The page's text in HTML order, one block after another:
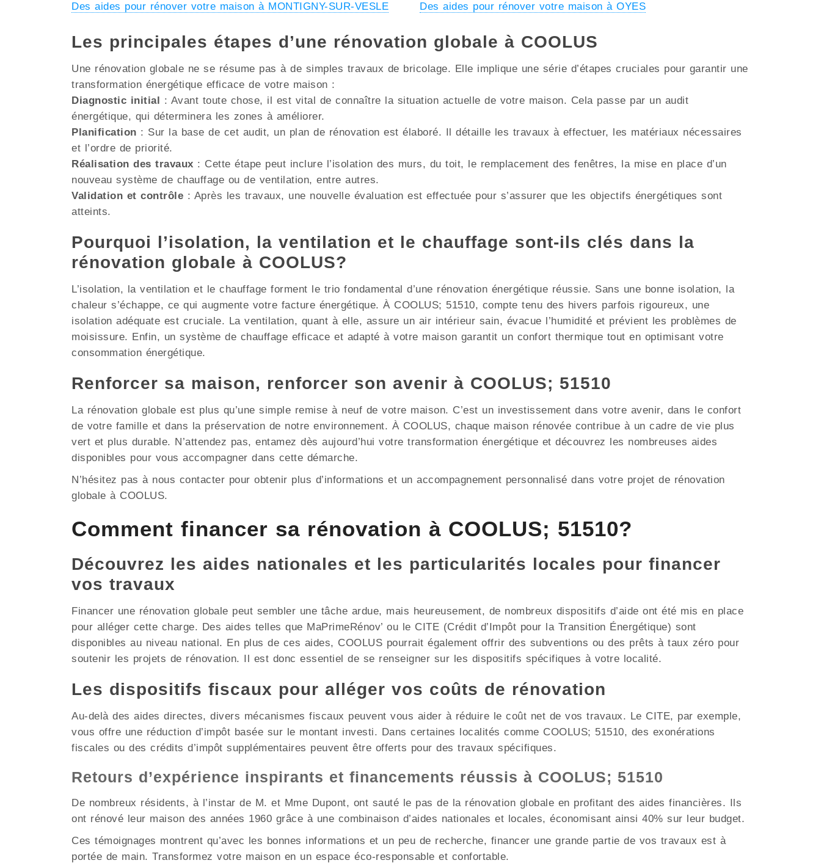
Des aides pour rénover votre maison à MONTIGNY-SUR-VESLE Des aides pour rénover votre maison à OYES
Les principales étapes d’une rénovation globale à COOLUS
Une rénovation globale ne se résume pas à de simples travaux de bricolage. Elle implique une série d’étapes cruciales pour garantir une
transformation énergétique efficace de votre maison :
Diagnostic initial
: Avant toute chose, il est vital de connaître la situation actuelle de votre maison. Cela passe par un audit
énergétique, qui déterminera les zones à améliorer.
Planification : Sur la base de cet audit, un plan de rénovation est élaboré. Il détaille les travaux à effectuer, les matériaux nécessaires
et l’ordre de priorité.
Réalisation des travaux : Cette étape peut inclure l’isolation des murs, du toit, le remplacement des fenêtres, la mise en place d’un
nouveau système de chauffage ou de ventilation, entre autres.
Validation et contrôle : Après les travaux, une nouvelle évaluation est effectuée pour s’assurer que les objectifs énergétiques sont
atteints.
Pourquoi l’isolation, la ventilation et le chauffage sont-ils clés dans la
rénovation globale à COOLUS?
L’isolation, la ventilation et le chauffage forment le trio fondamental d’une rénovation énergétique réussie. Sans une bonne isolation, la
chaleur s’échappe, ce qui augmente votre facture énergétique. À COOLUS; 51510, compte tenu des hivers parfois rigoureux, une
isolation adéquate est cruciale. La ventilation, quant à elle, assure un air intérieur sain, évacue l’humidité et prévient les problèmes de
moisissure. Enfin, un système de chauffage efficace et adapté à votre maison garantit un confort thermique tout en optimisant votre
consommation énergétique.
Renforcer sa maison, renforcer son avenir à COOLUS; 51510
La rénovation globale est plus qu’une simple remise à neuf de votre maison. C’est un investissement dans votre avenir, dans le confort
de votre famille et dans la préservation de notre environnement. À COOLUS, chaque maison rénovée contribue à un cadre de vie plus
vert et plus durable. N’attendez pas, entamez dès aujourd’hui votre transformation énergétique et découvrez les nombreuses aides
disponibles pour vous accompagner dans cette démarche.
N’hésitez pas à nous contacter pour obtenir plus d’informations et un accompagnement personnalisé dans votre projet de rénovation
globale à COOLUS.
Comment financer sa rénovation à COOLUS; 51510?
Découvrez les aides nationales et les particularités locales pour financer
vos travaux
Financer une rénovation globale peut sembler une tâche ardue, mais heureusement, de nombreux dispositifs d’aide ont été mis en place
pour alléger cette charge. Des aides telles que MaPrimeRénov’ ou le CITE (Crédit d’Impôt pour la Transition Énergétique) sont
disponibles au niveau national. En plus de ces aides, COOLUS pourrait également offrir des subventions ou des prêts à taux zéro pour
soutenir les projets de rénovation. Il est donc essentiel de se renseigner sur les dispositifs spécifiques à votre localité.
Les dispositifs fiscaux pour alléger vos coûts de rénovation
Au-delà des aides directes, divers mécanismes fiscaux peuvent vous aider à réduire le coût net de vos travaux. Le CITE, par exemple,
vous offre une réduction d’impôt basée sur le montant investi. Dans certaines localités comme COOLUS; 51510, des exonérations
fiscales ou des crédits d’impôt supplémentaires peuvent être offerts pour des travaux spécifiques.
Retours d’expérience inspirants et financements réussis à COOLUS; 51510
De nombreux résidents, à l’instar de M. et Mme Dupont, ont sauté le pas de la rénovation globale en profitant des aides financières. Ils
ont rénové leur maison des années 1960 grâce à une combinaison d’aides nationales et locales, économisant ainsi 40% sur leur budget.
Ces témoignages montrent qu’avec les bonnes informations et un peu de recherche, financer une grande partie de vos travaux est à
portée de main. Transformez votre maison en un espace éco-responsable et confortable.